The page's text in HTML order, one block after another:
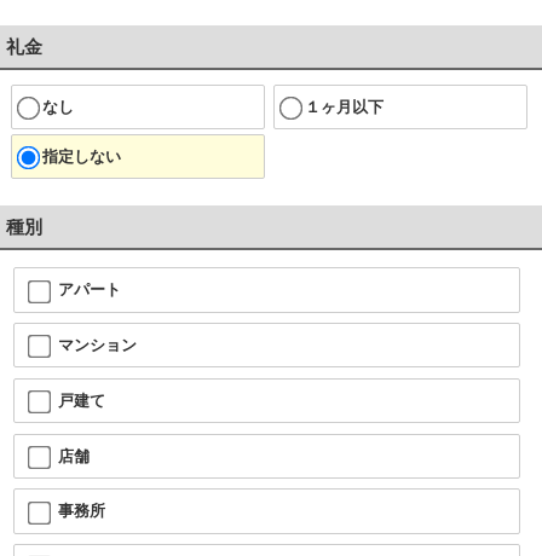
礼金
なし １ヶ月以下
指定しない
種別
アパート
マンション
戸建て
店舗
事務所